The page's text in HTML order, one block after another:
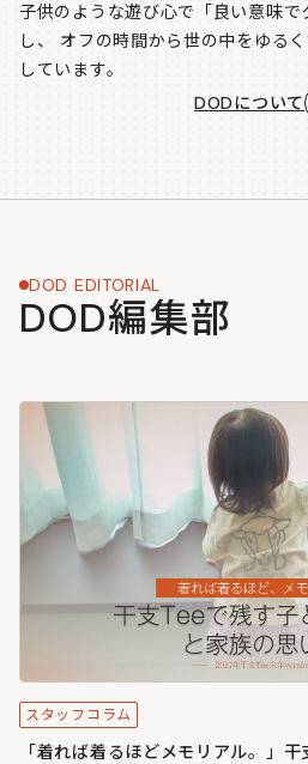
子供のような遊び心で「良い意味
し、
オフの時間から世の中をゆる
しています。
DODについて
DOD EDITORIAL
DOD編集部
スタッフコラム
「着れば着るほどメモリアル。」